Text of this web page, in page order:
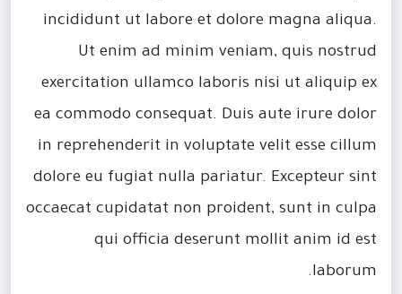
incididunt ut labore et dolore magna aliqua.
Ut enim ad minim veniam, quis nostrud
exercitation ullamco laboris nisi ut aliquip ex
ea commodo consequat. Duis aute irure dolor
in reprehenderit in voluptate velit esse cillum
dolore eu fugiat nulla pariatur. Excepteur sint
occaecat cupidatat non proident, sunt in culpa
qui officia deserunt mollit anim id est
laborum.